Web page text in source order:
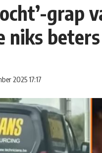
grap
niks
2025 17:17